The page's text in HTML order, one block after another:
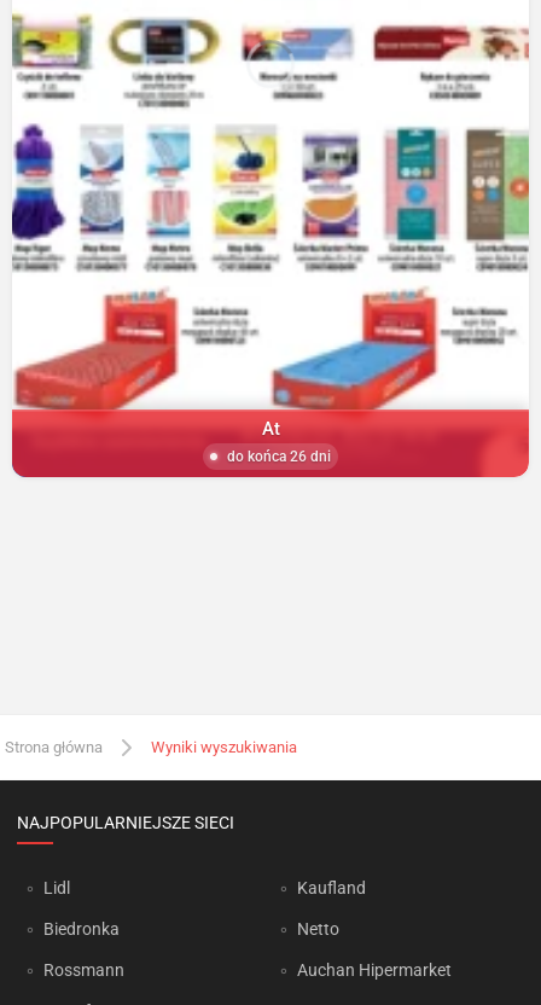
At
do końca 26 dni
Strona główna Wyniki wyszukiwania
NAJPOPULARNIEJSZE SIECI
Lidl
Biedronka
Rossmann
Kaufland
Netto
Auchan Hipermarket